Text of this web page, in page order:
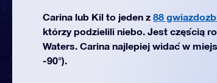
Carina lub Kil to jeden z 88
którzy podzielili niebo. Jest częścią
Waters. Carina najlepiej widać w
-90°).